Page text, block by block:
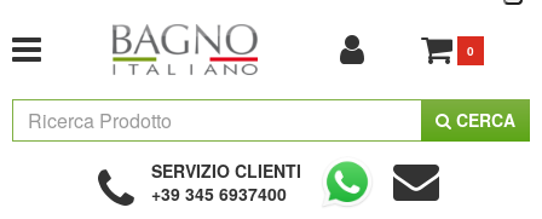
0
CERCA
SERVIZIO CLIENTI
+39 345 6937400